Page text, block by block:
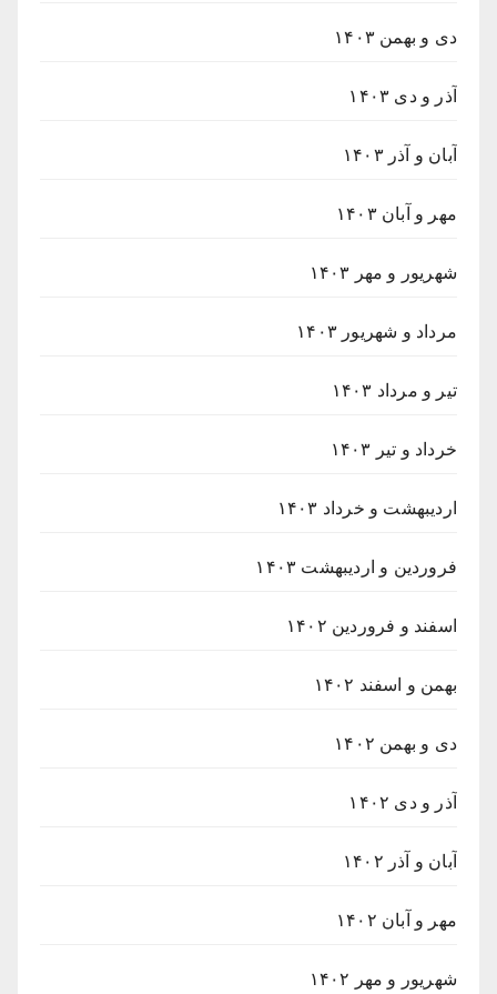
دی و بهمن ۱۴۰۳
آذر و دی ۱۴۰۳
آبان و آذر ۱۴۰۳
مهر و آبان ۱۴۰۳
شهریور و مهر ۱۴۰۳
مرداد و شهریور ۱۴۰۳
تیر و مرداد ۱۴۰۳
خرداد و تیر ۱۴۰۳
اردیبهشت و خرداد ۱۴۰۳
فروردین و اردیبهشت ۱۴۰۳
اسفند و فروردین ۱۴۰۲
بهمن و اسفند ۱۴۰۲
دی و بهمن ۱۴۰۲
آذر و دی ۱۴۰۲
آبان و آذر ۱۴۰۲
مهر و آبان ۱۴۰۲
شهریور و مهر ۱۴۰۲